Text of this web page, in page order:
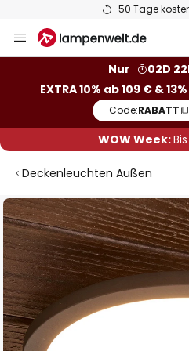
Inhalt
Nur
02D
EXTRA 10% ab 109 € &
Code:RABATT
WOW Week:
Deckenleuchten Außen
Zum
Ende
der
Bildgalerie
springen